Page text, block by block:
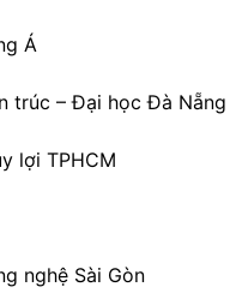
Á
trúc – Đại học Đà Nẵng
lợi TPHCM
nghệ Sài Gòn